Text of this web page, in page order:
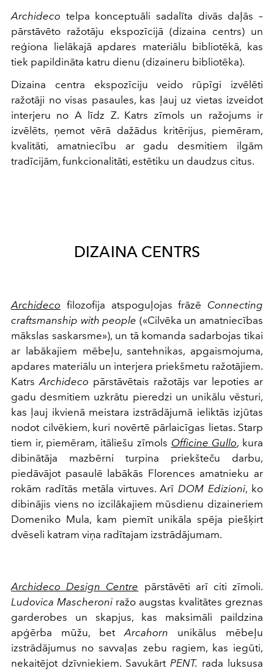
Archideco telpa konceptuāli sadalīta divās daļās –
pārstāvēto ražotāju ekspozīcijā (dizaina centrs) un
reģiona lielākajā apdares materiālu bibliotēkā, kas
tiek papildināta katru dienu (dizaineru bibliotēka).
Dizaina centra ekspozīciju veido rūpīgi izvēlēti
ražotāji no visas pasaules, kas ļauj uz vietas izveidot
interjeru no A līdz Z. Katrs zīmols un ražojums ir
izvēlēts, ņemot vērā dažādus kritērijus, piemēram,
kvalitāti, amatniecību ar gadu desmitiem ilgām
tradīcijām, funkcionalitāti, estētiku un daudzus citus.
DIZAINA CENTRS
Archideco filozofija atspoguļojas frāzē Connecting
craftsmanship with people («Cilvēka un amatniecības
mākslas saskarsme»), un tā komanda sadarbojas tikai
ar labākajiem mēbeļu, santehnikas, apgaismojuma,
apdares materiālu un interjera priekšmetu ražotājiem.
Katrs Archideco pārstāvētais ražotājs var lepoties ar
gadu desmitiem uzkrātu pieredzi un unikālu vēsturi,
kas ļauj ikvienā meistara izstrādājumā ieliktās izjūtas
nodot cilvēkiem, kuri novērtē pārlaicīgas lietas. Starp
tiem ir, piemēram, itāliešu zīmols Officine Gullo, kura
dibinātāja mazbērni turpina priekšteču darbu,
piedāvājot pasaulē labākās Florences amatnieku ar
rokām radītās metāla virtuves. Arī DOM Edizioni, ko
dibinājis viens no izcilākajiem mūsdienu dizaineriem
Domeniko Mula, kam piemīt unikāla spēja piešķirt
dvēseli katram viņa radītajam izstrādājumam.
Archideco Design Centre pārstāvēti arī citi zīmoli.
Ludovica Mascheroni ražo augstas kvalitātes greznas
garderobes un skapjus, kas maksimāli paildzina
apģērba mūžu, bet Arcahorn unikālus mēbeļu
izstrādājumus no savvaļas zebu ragiem, kas iegūti,
nekaitējot dzīvniekiem. Savukārt PENT. rada luksusa